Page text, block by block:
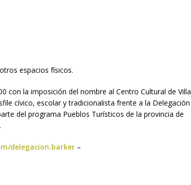
espacios físicos.
con la imposición del nombre al Centro Cultural de Villa
cívico, escolar y tradicionalista frente a la Delegación
del programa Pueblos Turísticos de la provincia de
delegacion.barker –